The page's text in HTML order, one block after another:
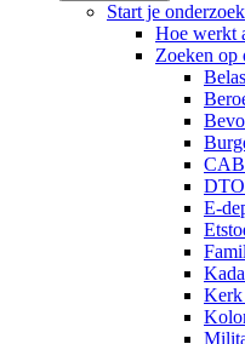
Start je onderzoek
Hoe werkt
Zoeken op
E-
Kerk